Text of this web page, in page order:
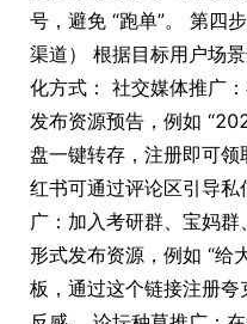
号，避免 “跑单”。 第四
渠道） 根据目标用户场
化方式： 社交媒体推广
发布资源预告，例如
盘一键转存，注册即可
红书可通过评论区引导
广：加入考研群、宝妈群
形式发布资源，例如 “给
板，通过这个链接注册